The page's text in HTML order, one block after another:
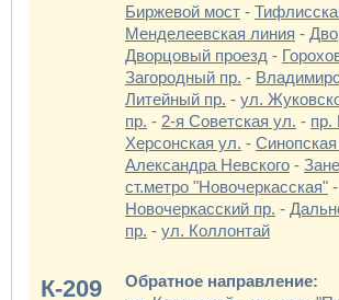
Биржевой мост -
Менделеевская линия -
Дворцовый проезд -
Загородный пр. -
Литейный пр. - ул.
пр. - 2-я Советская ул. - пр.
Херсонская ул. -
Александра Невского -
ст.метро "Новочеркасская" -
Новочеркасский пр. -
пр. - ул. Коллонтай
К-209
Обратное направление: